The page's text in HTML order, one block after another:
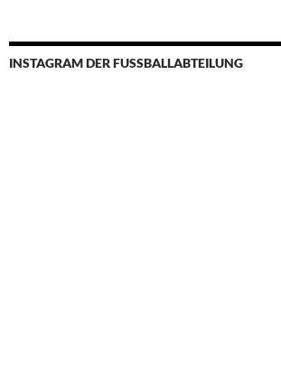
INSTAGRAM DER FUSSBALLABTEILUNG